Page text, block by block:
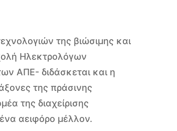
της βιώσιμης και
Ηλεκτρολόγων
ΑΠΕ- διδάσκεται και η
της πράσινης
της διαχείρισης
αειφόρο μέλλον.